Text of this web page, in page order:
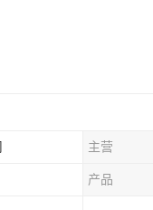
主营
产品